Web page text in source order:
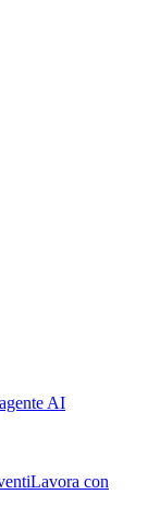
AI
Lavora con